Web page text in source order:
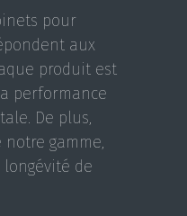
pour
aux
produit est
performance
De plus,
gamme,
de